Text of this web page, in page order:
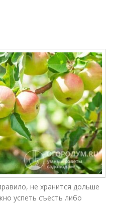
не хранится дольше
успеть съесть либо